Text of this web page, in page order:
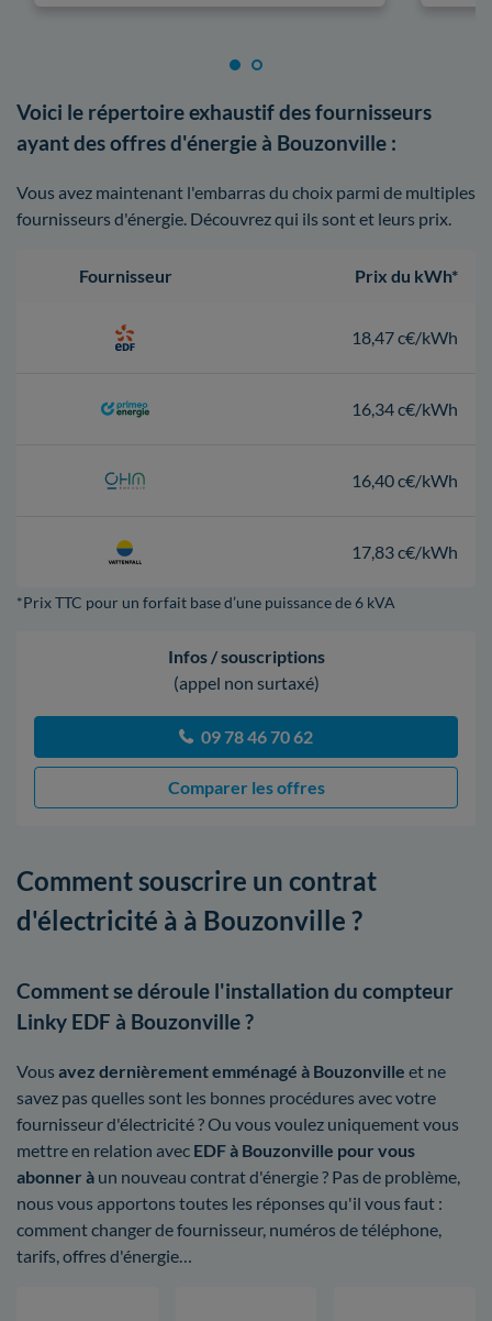
Voici le répertoire exhaustif des fournisseurs
ayant des offres d'énergie à Bouzonville :
Vous avez maintenant l'embarras du choix parmi de multiples
fournisseurs d'énergie. Découvrez qui ils sont et leurs prix.
Fournisseur Prix du kWh*
18,47 c€/kWh
16,34 c€/kWh
16,40 c€/kWh
17,83 c€/kWh
*Prix TTC pour un forfait base d’une puissance de 6 kVA
Infos / souscriptions
(appel non surtaxé)
09 78 46 70 62
Comparer les offres
Comment souscrire un contrat
d'électricité à à Bouzonville ?
Comment se déroule l'installation du compteur
Linky EDF à Bouzonville ?
Vous avez dernièrement emménagé à Bouzonville et ne
savez pas quelles sont les bonnes procédures avec votre
fournisseur d'électricité ? Ou vous voulez uniquement vous
mettre en relation avec EDF à Bouzonville pour vous
abonner à un nouveau contrat d'énergie ? Pas de problème,
nous vous apportons toutes les réponses qu'il vous faut :
comment changer de fournisseur, numéros de téléphone,
tarifs, offres d'énergie…